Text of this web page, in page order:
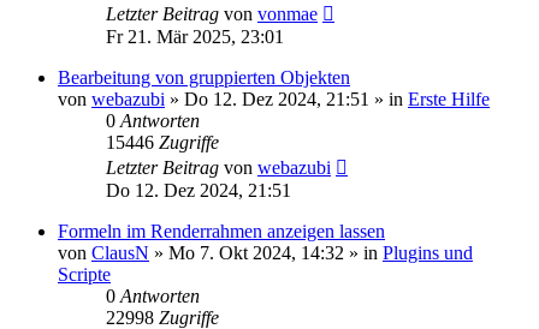
Letzter Beitrag von vonmae
Fr 21. Mär 2025, 23:01
Bearbeitung von gruppierten Objekten
von webazubi » Do 12. Dez 2024, 21:51 » in Erste Hilfe
0 Antworten
15446 Zugriffe
Letzter Beitrag von webazubi
Do 12. Dez 2024, 21:51
Formeln im Renderrahmen anzeigen lassen
von ClausN » Mo 7. Okt 2024, 14:32 » in Plugins und
Scripte
0 Antworten
22998 Zugriffe